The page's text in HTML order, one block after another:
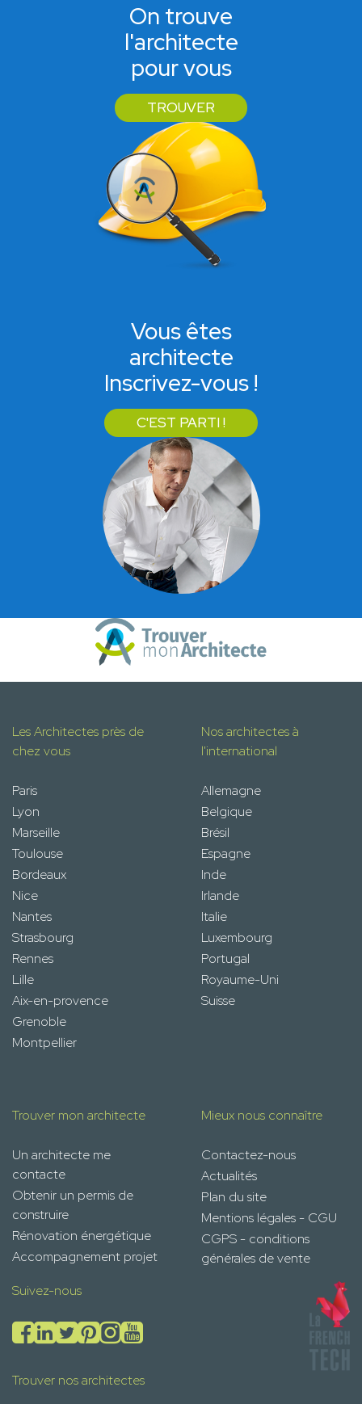
On trouve
l'architecte
pour vous
TROUVER
Vous êtes
architecte
Inscrivez-vous !
C'EST PARTI !
Les Architectes près de
chez vous
Paris
Lyon
Marseille
Toulouse
Bordeaux
Nice
Nantes
Strasbourg
Rennes
Lille
Aix-en-provence
Grenoble
Montpellier
Nos architectes à
l'international
Allemagne
Belgique
Brésil
Espagne
Inde
Irlande
Italie
Luxembourg
Portugal
Royaume-Uni
Suisse
Trouver mon architecte
Un architecte me
contacte
Obtenir un permis de
construire
Rénovation énergétique
Accompagnement projet
Mieux nous connaître
Contactez-nous
Actualités
Plan du site
Mentions légales - CGU
CGPS - conditions
générales de vente
Suivez-nous
Trouver nos architectes